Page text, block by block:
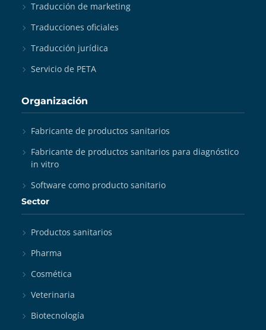
Traducción de marketing
Traducciones oficiales
Traducción jurídica
Servicio de PETA
Organización
Fabricante de productos sanitarios
Fabricante de productos sanitarios para diagnóstico
in vitro
Software como producto sanitario
Sector
Productos sanitarios
Pharma
Cosmética
Veterinaria
Biotecnología